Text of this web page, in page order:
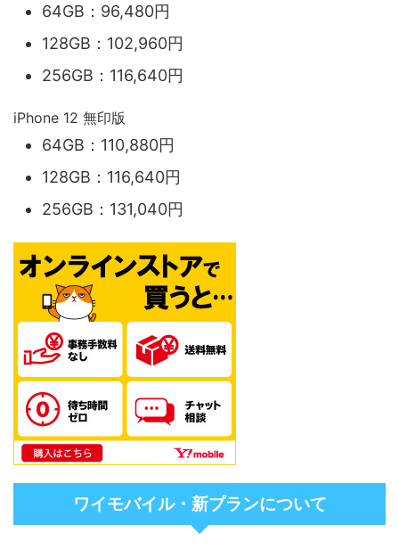
64GB：96,480円
128GB：102,960円
256GB：116,640円
iPhone 12 無印版
64GB：110,880円
128GB：116,640円
256GB：131,040円
ワイモバイル・新プランについて